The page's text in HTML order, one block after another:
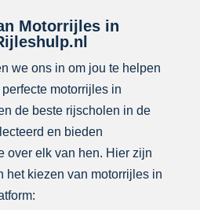
Motorrijles in
we ons in om jou te helpen
motorrijles in
de beste rijscholen in de
en bieden
over elk van hen. Hier zijn
het kiezen van motorrijles in